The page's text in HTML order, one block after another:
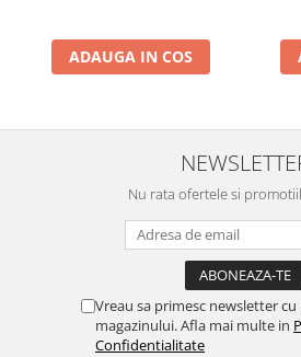
ADAUGA IN COS
Nu rata ofertele si
Vreau sa primesc newsletter
magazinului. Afla mai multe in
Confidentialitate